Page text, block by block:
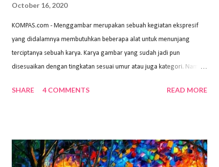
October 16, 2020
KOMPAS.com - Menggambar merupakan sebuah kegiatan ekspresif
yang didalamnya membutuhkan beberapa alat untuk menunjang
terciptanya sebuah karya. Karya gambar yang sudah jadi pun
disesuaikan dengan tingkatan sesuai umur atau juga kategori. Namun,
sehingga hasilnya bisa dilihat. Peran alat dan bahan sangat
memiliki spesifikasi berbeda sesuai jenisnya. Berikut peralatan
menggambar bentuk: 1. Kertas Gambar Kegiatan menggambar
SHARE 4 COMMENTS READ MORE